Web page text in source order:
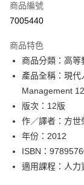
超商取貨付款
Google Pay
ATM付款
運送方式
付款後全家取貨
商品編號
7005440
商品特色
商品分類：高等
產品全稱：現
Management
版次：12版
作／譯者：方世
年份：2012
ISBN：
適用課程：人力